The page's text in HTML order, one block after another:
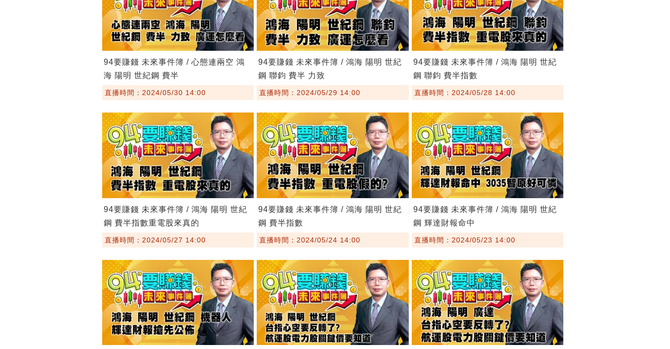
94要賺錢 未來事件簿 / 心態連兩空 鴻
海 陽明 世紀鋼 費半
直播時間：2024/05/30 14:00
94要賺錢 未來事件簿 / 鴻海 陽明 世紀
鋼 聯鈞 費半 力致
直播時間：2024/05/29 14:00
94要賺錢 未來事件簿 / 鴻海 陽明 世紀
鋼 聯鈞 費半指數
直播時間：2024/05/28 14:00
94要賺錢 未來事件簿 / 鴻海 陽明 世紀
鋼 費半指數重電股來真的
直播時間：2024/05/27 14:00
94要賺錢 未來事件簿 / 鴻海 陽明 世紀
鋼 費半指數
直播時間：2024/05/24 14:00
94要賺錢 未來事件簿 / 鴻海 陽明 世紀
鋼 輝達財報命中
直播時間：2024/05/23 14:00